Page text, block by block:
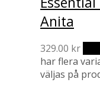
Anita
329.00 kr
har flera
väljas på